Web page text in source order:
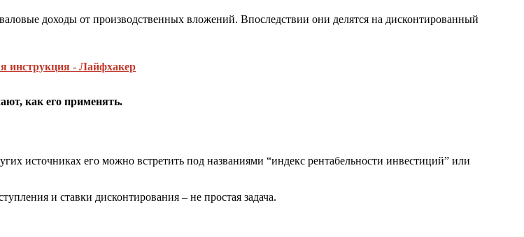
доходы от производственных вложений. Впоследствии они делятся на дисконтированный
инструкция - Лайфхакер
как его применять.
источниках его можно встретить под названиями “индекс рентабельности инвестиций” или
и ставки дисконтирования – не простая задача.